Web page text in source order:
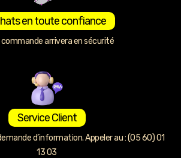
en toute confiance
arrivera en sécurité
Service Client
d’information. Appeler au : (05 60) 01
13 03